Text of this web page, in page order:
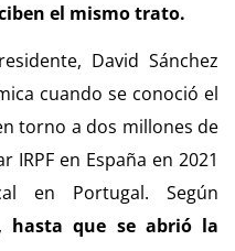
el mismo trato.
David Sánchez
cuando se conoció el
torno a dos millones de
en España en 2021
en Portugal. Según
hasta que se abrió la